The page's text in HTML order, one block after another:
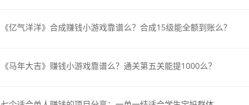
《亿气洋洋》合成赚钱小游戏靠谱么？合成15级能全额到账么？
《马年大吉》赚钱小游戏靠谱么？通关第五关能提1000么？